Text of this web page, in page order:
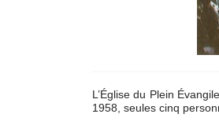
L’Église du Plein
1958, seules cinq